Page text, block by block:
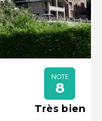
NOTE
8
Très bien